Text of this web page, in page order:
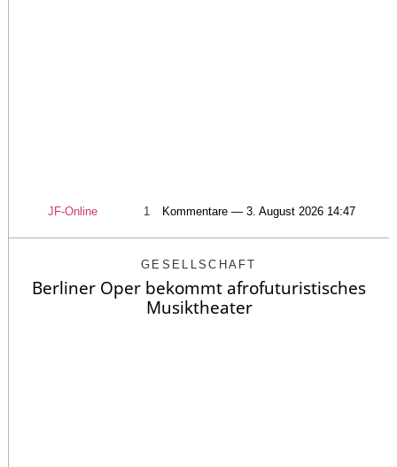
JF-Online 1 Kommentare — 3. August 2026 14:47
GESELLSCHAFT
Berliner Oper bekommt afrofuturistisches
Musiktheater